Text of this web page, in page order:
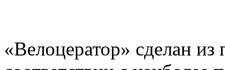
«Велоцератор» сделан из